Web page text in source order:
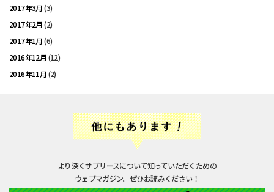
2017年3月(3)
2017年2月(2)
2017年1月(6)
2016年12月(12)
2016年11月(2)
より深くサブリースについて知っていただくための
ウェブマガジン。ぜひお読みください！